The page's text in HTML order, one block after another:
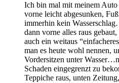
Ich bin mal mit meinem
vorne leicht abgesunken,
immerhin kein
dann vorne alles raus
auch ein weitaus
man es heute wohl nennen,
Vordersitzen unter
Schaden eingegrenzt zu
Teppiche raus, unten